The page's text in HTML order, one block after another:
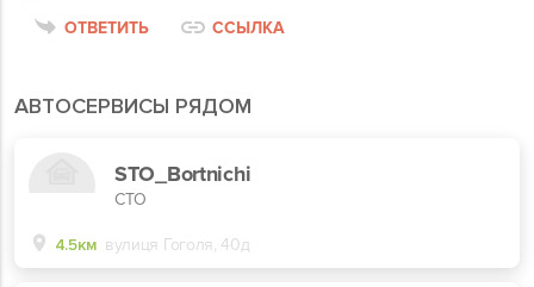
АВТОСЕРВИСЫ РЯДОМ
STO_Bortnichi
СТО
4.5км вулиця Гоголя, 40д
ОТВЕТИТЬ
ССЫЛКА